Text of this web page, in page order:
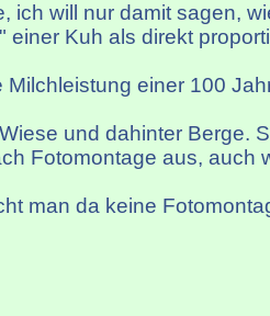
ich will nur damit sagen,
einer Kuh als direkt
Milchleistung einer 100
und dahinter Berge.
Fotomontage aus, auch
man da keine